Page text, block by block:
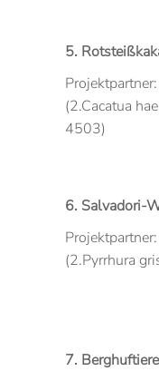
5.
(2.Cacatua
4503)
6. Salvadori-
(2.Pyrrhura
7.